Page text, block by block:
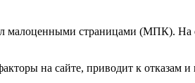
малоценными страницами (МПК). На
на сайте, приводит к отказам и